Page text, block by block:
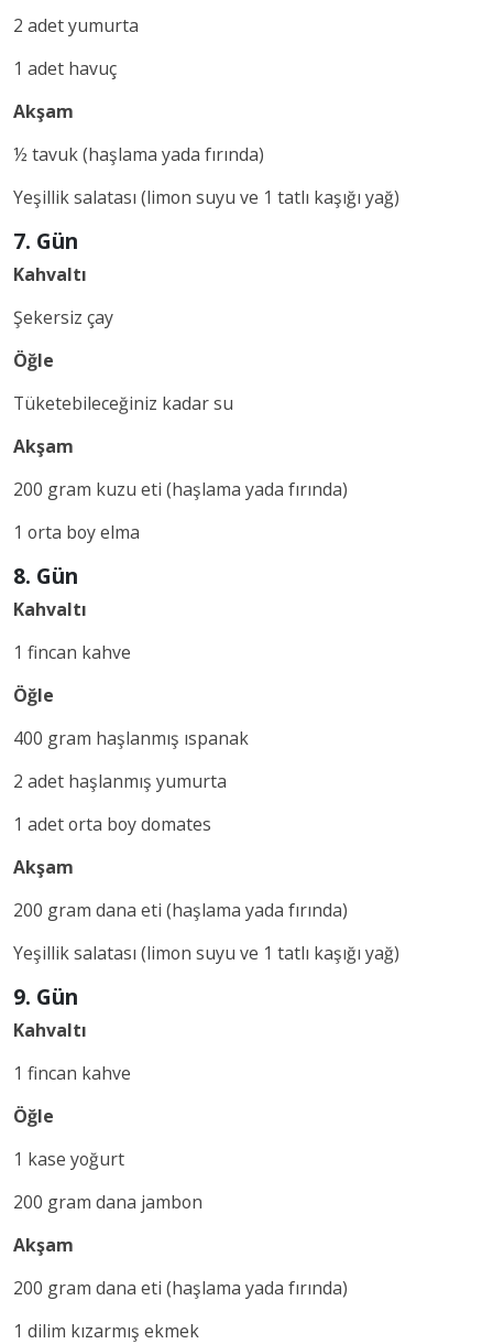
2 adet yumurta
1 adet havuç
Akşam
½ tavuk (haşlama yada fırında)
Yeşillik salatası (limon suyu ve 1 tatlı kaşığı yağ)
7. Gün
Kahvaltı
Şekersiz çay
Öğle
Tüketebileceğiniz kadar su
Akşam
200 gram kuzu eti (haşlama yada fırında)
1 orta boy elma
8. Gün
Kahvaltı
1 fincan kahve
Öğle
400 gram haşlanmış ıspanak
2 adet haşlanmış yumurta
1 adet orta boy domates
Akşam
200 gram dana eti (haşlama yada fırında)
Yeşillik salatası (limon suyu ve 1 tatlı kaşığı yağ)
9. Gün
Kahvaltı
1 fincan kahve
Öğle
1 kase yoğurt
200 gram dana jambon
Akşam
200 gram dana eti (haşlama yada fırında)
1 dilim kızarmış ekmek